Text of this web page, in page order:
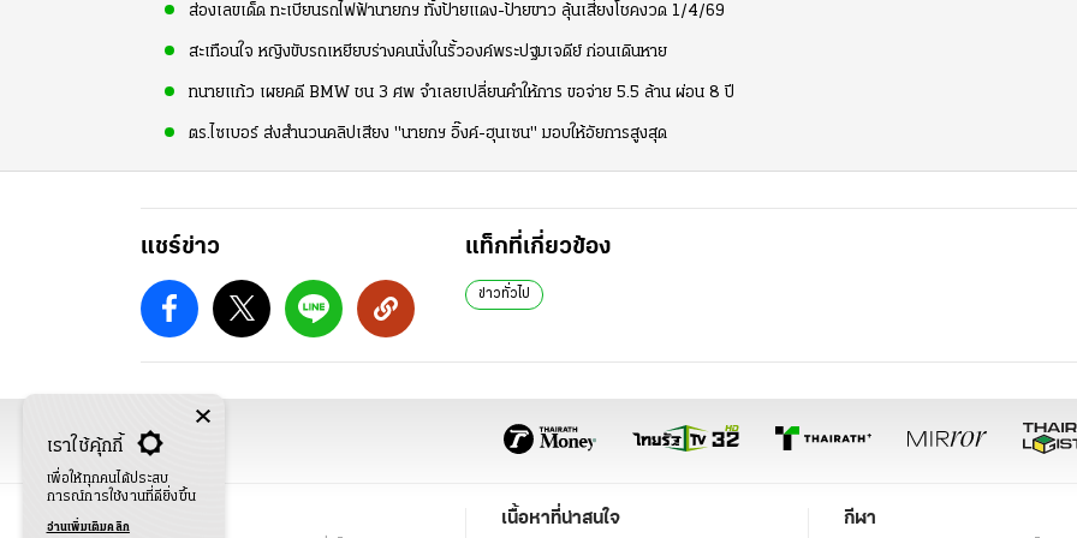
ส่องเลขเด็ด ทะเบียนรถไฟฟ้านายกฯ ทั้งป้ายแดง-ป้ายขาว ลุ้นเสี่ยงโชคงวด 1/4/69
สะเทือนใจ หญิงขับรถเหยียบร่างคนนั่งในรั้วองค์พระปฐมเจดีย์ ก่อนเดินหาย
ทนายแก้ว เผยคดี BMW ชน 3 ศพ จำเลยเปลี่ยนคำให้การ ขอจ่าย 5.5 ล้าน ผ่อน 8 ปี
ตร.ไซเบอร์ ส่งสำนวนคลิปเสียง "นายกฯ อิ๊งค์-ฮุนเซน" มอบให้อัยการสูงสุด
แชร์ข่าว แท็กที่เกี่ยวข้อง
ข่าวทั่วไป
เนื้อหาที่น่าสนใจ กีฬา
เราใช้คุ้กกี้
เพื่อให้ทุกคนได้ประสบ
การณ์การใช้งานที่ดียิ่งขึ้น
อ่านเพิ่มเติมคลิก